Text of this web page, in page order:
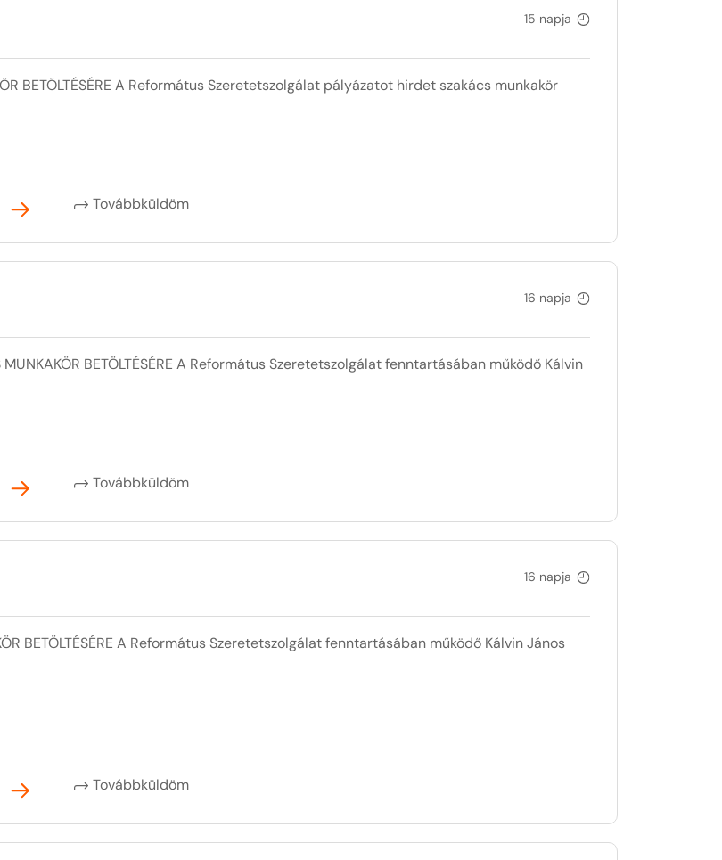
15 napja
BETÖLTÉSÉRE A Református Szeretetszolgálat pályázatot hirdet szakács munkakör
Továbbküldöm
16 napja
MUNKAKÖR BETÖLTÉSÉRE A Református Szeretetszolgálat fenntartásában működő Kálvin
Továbbküldöm
16 napja
BETÖLTÉSÉRE A Református Szeretetszolgálat fenntartásában működő Kálvin János
Továbbküldöm